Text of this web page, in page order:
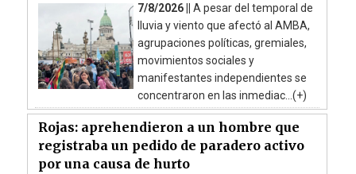
7/8/2026 || A pesar del temporal de
lluvia y viento que afectó al AMBA,
agrupaciones políticas, gremiales,
movimientos sociales y
manifestantes independientes se
concentraron en las inmediac...(+)
Rojas: aprehendieron a un hombre que
registraba un pedido de paradero activo
por una causa de hurto